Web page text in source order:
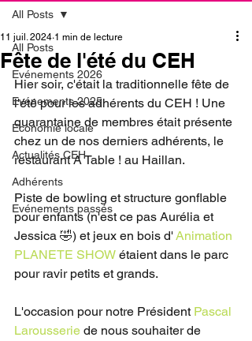
All Posts
Evénements 2026
Evénements 2025
Economie locale
Actualités CEH
Adhérents
Evénements passés
All Posts
Fête de l'été du CEH
11 juil. 2024 1 min de lecture
Hier soir, c'était la traditionnelle fête de
l'été pour les adhérents du CEH ! Une
quarantaine de membres était présente
chez un de nos derniers adhérents, le
restaurant A Table ! au Haillan.
Piste de bowling et structure gonflable
pour enfants (n'est ce pas Aurélia et
Jessica 🤣) et jeux en bois d' Animation
PLANETE SHOW étaient dans le parc
pour ravir petits et grands.
L'occasion pour notre Président Pascal
Larousserie de nous souhaiter de